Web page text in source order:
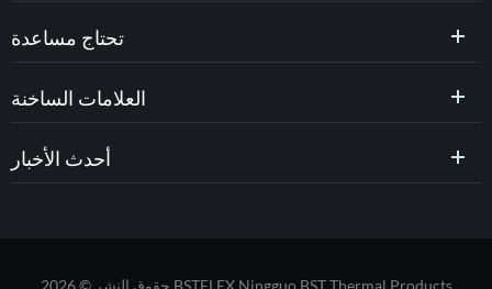
تحتاج مساعدة
العلامات الساخنة
أحدث الأخبار
حقوق النشر © 2026 BSTFLEX Ningguo BST Thermal Products